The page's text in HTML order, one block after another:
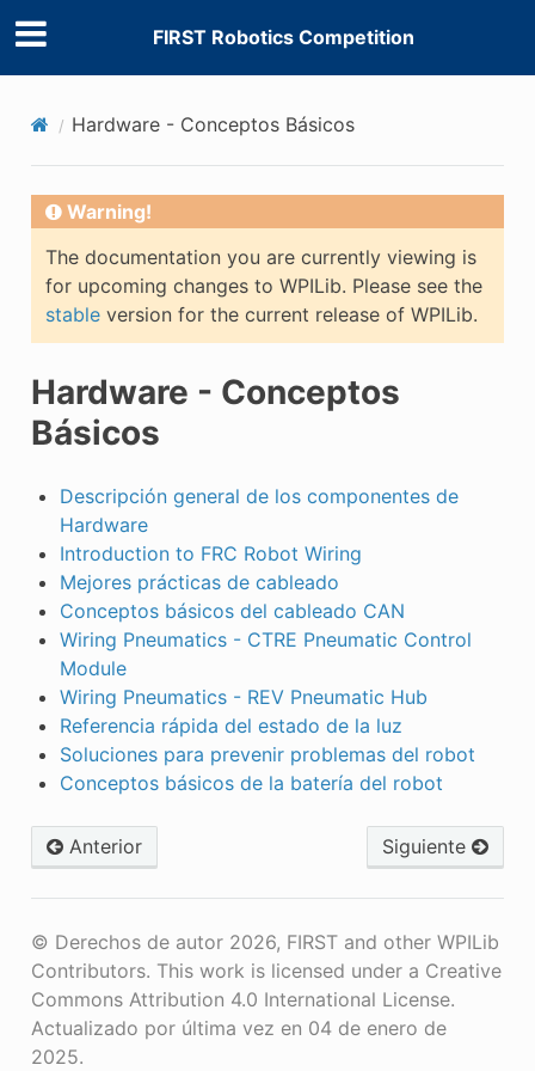
FIRST Robotics Competition
Hardware - Conceptos Básicos
Warning!
The documentation you are currently viewing is
for upcoming changes to WPILib. Please see the
stableversion for the current release of WPILib.
Hardware - Conceptos
Básicos
Descripción general de los componentes de
Hardware
Introduction to FRC Robot Wiring
Mejores prácticas de cableado
Conceptos básicos del cableado CAN
Wiring Pneumatics - CTRE Pneumatic Control
Module
Wiring Pneumatics - REV Pneumatic Hub
Referencia rápida del estado de la luz
Soluciones para prevenir problemas del robot
Conceptos básicos de la batería del robot
Anterior Siguiente
© Derechos de autor 2026, FIRST and other WPILib
Contributors. This work is licensed under a Creative
Commons Attribution 4.0 International License.
Actualizado por última vez en 04 de enero de
2025.